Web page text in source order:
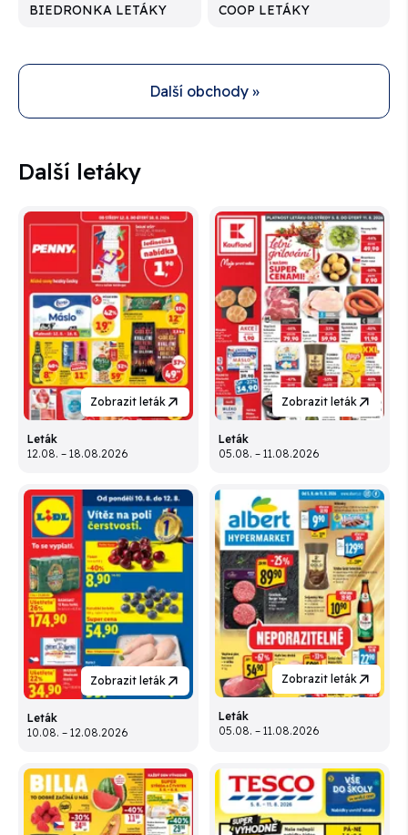
BIEDRONKA LETÁKY COOP LETÁKY
Další obchody »
Další letáky
Zobrazit leták
Leták
12.08. – 18.08.2026
Zobrazit leták
Leták
05.08. – 11.08.2026
Zobrazit leták
Leták
10.08. – 12.08.2026
Zobrazit leták
Leták
05.08. – 11.08.2026